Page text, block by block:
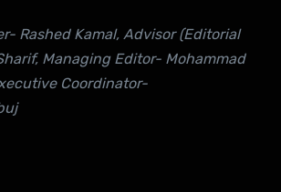
Rashed Kamal, Advisor (Editorial
Managing Editor- Mohammad
Coordinator-